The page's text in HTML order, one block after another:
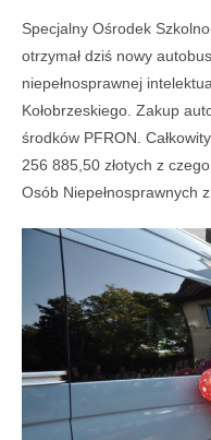
Specjalny Ośrodek
otrzymał dziś nowy
niepełnosprawnej
Kołobrzeskiego. Zakup
środków PFRON.
256 885,50 złotych z
Osób Niepełnosprawnych